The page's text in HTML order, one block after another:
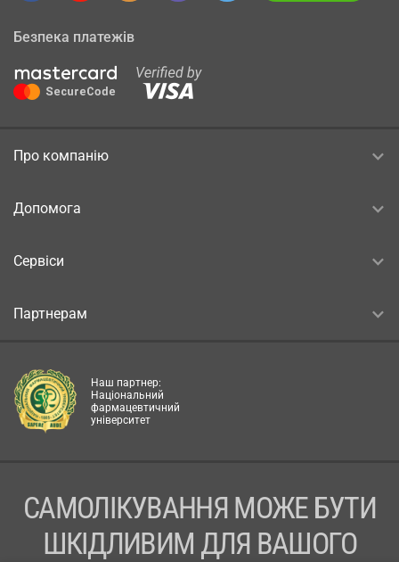
Безпека платежів
Про компанію
Допомога
Сервіси
Партнерам
Наш партнер:
Національний
фармацевтичний
університет
САМОЛІКУВАННЯ МОЖЕ БУТИ
ШКІДЛИВИМ ДЛЯ ВАШОГО